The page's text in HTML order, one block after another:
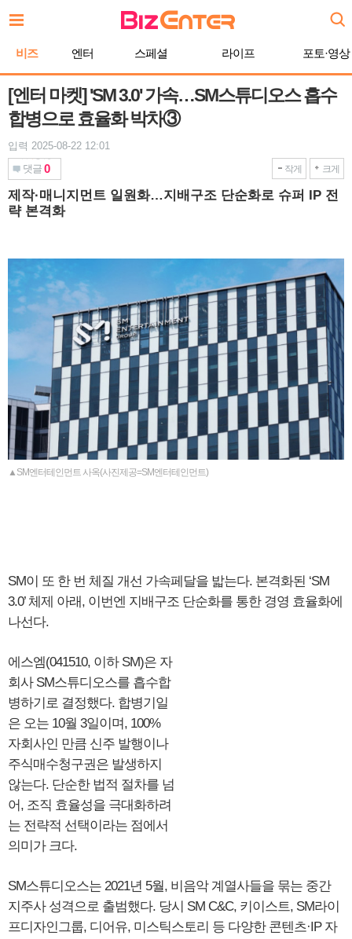
문
기
비즈 엔터 스페셜 라이프 포토·영상
[엔터 마켓] 'SM 3.0' 가속…SM스튜디오스 흡수
합병으로 효율화 박차③
입력 2025-08-22 12:01
댓글 0 작게 크게
제작·매니지먼트 일원화…지배구조 단순화로 슈퍼 IP 전
략 본격화
▲SM엔터테인먼트 사옥(사진제공=SM엔터테인먼트)
SM이 또 한 번 체질 개선 가속페달을 밟는다. 본격화된 ‘SM
3.0’ 체제 아래, 이번엔 지배구조 단순화를 통한 경영 효율화에
나선다.
에스엠(041510, 이하 SM)은 자
회사 SM스튜디오스를 흡수합
병하기로 결정했다. 합병기일
은 오는 10월 3일이며, 100%
자회사인 만큼 신주 발행이나
주식매수청구권은 발생하지
않는다. 단순한 법적 절차를 넘
어, 조직 효율성을 극대화하려
는 전략적 선택이라는 점에서
의미가 크다.
SM스튜디오스는 2021년 5월, 비음악 계열사들을 묶는 중간
지주사 성격으로 출범했다. 당시 SM C&C, 키이스트, SM라이
프디자인그룹, 디어유, 미스틱스토리 등 다양한 콘텐츠·IP 자